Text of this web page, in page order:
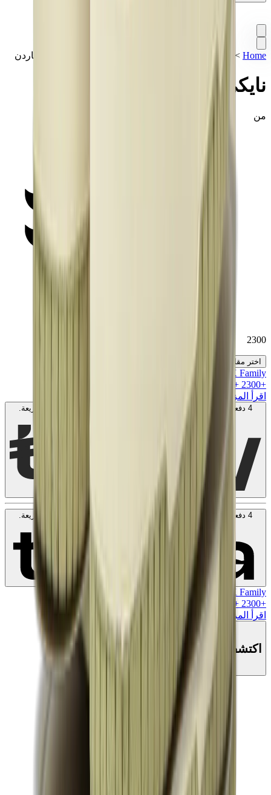
Home
> نايكي دنك لو كميونيتي جاردن
نايكي دنك لو كميونيتي جاردن
من
2300
اختر مقاسك
MK Family
+
2300 +نقاط ولاء!
اقرأ المزيد
4 دفعات بدون فوائد بقيمة
. بدون رسوم. متوافق مع الشريعة.
4 دفعات بدون فوائد بقيمة
. بدون رسوم. متوافق مع الشريعة.
MK Family
+
2300 +نقاط ولاء!
اقرأ المزيد
اكتشف هذا المنتج